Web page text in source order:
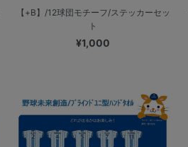
【+B】/12球団モチーフ/ステッカーセッ
ト
¥1,000